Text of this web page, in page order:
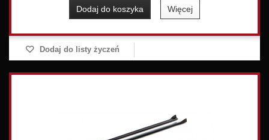
Dodaj do koszyka Więcej
Dodaj do listy życzeń